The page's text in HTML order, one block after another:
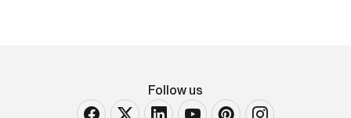
Follow us